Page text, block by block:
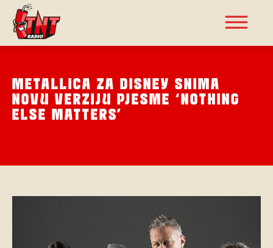
METALLICA ZA DISNEY SNIMA
NOVU VERZIJU PJESME ‘NOTHING
ELSE MATTERS’